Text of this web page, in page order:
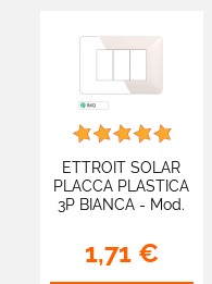
ETTROIT SOLAR
PLACCA PLASTICA
3P BIANCA - Mod.
Compatibile con
BTicino MATIX
1,71 €